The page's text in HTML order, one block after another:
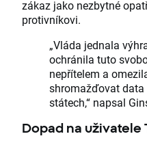
zákaz jako nezbytné
protivníkovi.
„Vláda jednala
ochránila tuto
nepřítelem a
shromažďovat data
státech,“ napsal
Dopad na uživatele